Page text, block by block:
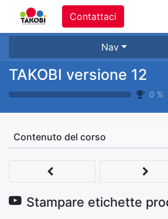
Contattaci
Nav
TAKOBI versione 12
0 %
Contenuto del corso